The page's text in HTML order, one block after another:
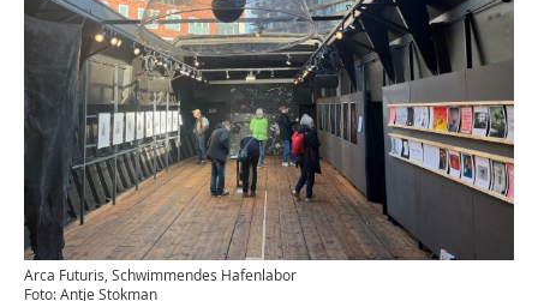
Arca Futuris, Schwimmendes Hafenlabor
Foto: Antje Stokman